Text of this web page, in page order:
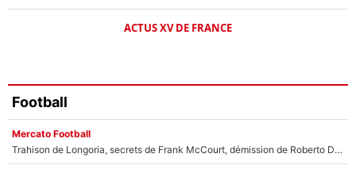
ACTUS XV DE FRANCE
Football
Mercato Football
Trahison de Longoria, secrets de Frank McCourt, démission de Roberto De Zerbi : Medhi Benatia se lâche sur départ de l'OM et fait d'importantes révélations